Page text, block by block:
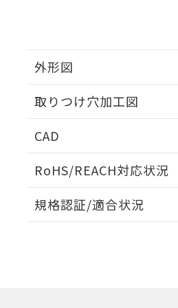
外形図
取りつけ穴加工図
CAD
RoHS/REACH対応状況
EU RoHS 注意事項・凡例
規格認証/適合状況